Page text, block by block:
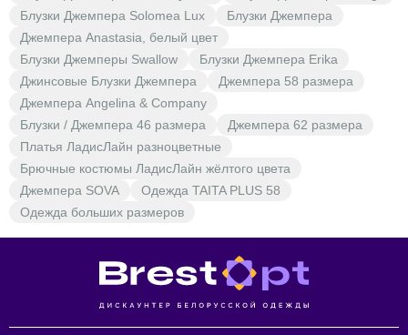
Блузки Джемпера Solomea Lux
Блузки Джемпера
Джемпера Anastasia, белый цвет
Блузки Джемперы Swallow
Блузки Джемпера Erika
Джинсовые Блузки Джемпера
Джемпера 58 размера
Джемпера Angelina & Company
Блузки / Джемпера 46 размера
Джемпера 62 размера
Платья ЛадисЛайн разноцветные
Брючные костюмы ЛадисЛайн жёлтого цвета
Джемпера SOVA
Одежда TAITA PLUS 58
Одежда больших размеров